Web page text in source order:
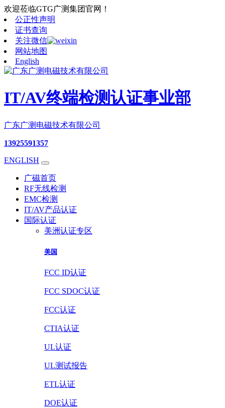
欢迎莅临GTG广测集团官网！
公正性声明
证书查询
关注微信
网站地图
English
IT/AV终端检测认证事业部
广东广测电磁技术有限公司
13925591357
ENGLISH
广磁首页
RF无线检测
EMC检测
IT/AV产品认证
国际认证
美洲认证专区
美国
FCC ID认证
FCC SDOC认证
FCC认证
CTIA认证
UL认证
UL测试报告
ETL认证
DOE认证